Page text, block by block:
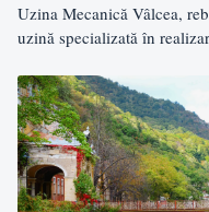
Uzina Mecanică Vâlcea,
uzină specializată în